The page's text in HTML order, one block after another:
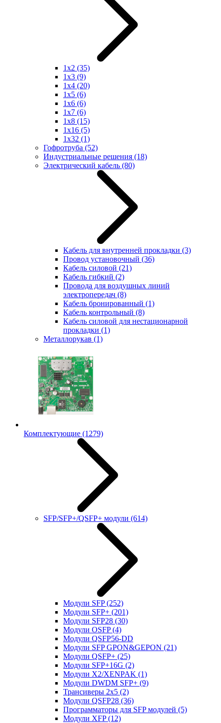
1x2 (35)
1x3 (9)
1x4 (20)
1x5 (6)
1x6 (6)
1x7 (6)
1x8 (15)
1x16 (5)
1x32 (1)
Гофротруба (52)
Индустриальные решения (18)
Электрический кабель (80)
Кабель для внутренней прокладки (3)
Провод установочный (36)
Кабель силовой (21)
Кабель гибкий (2)
Провода для воздушных линий
электропередач (8)
Кабель бронированный (1)
Кабель контрольный (8)
Кабель силовой для нестационарной
прокладки (1)
Металлорукав (1)
Комплектующие (1279)
SFP/SFP+/QSFP+ модули (614)
Модули SFP(252)
Модули SFP+ (201)
Модули SFP28 (30)
Модули OSFP(4)
Модули QSFP56-DD
Модули SFP GPON&GEPON (21)
Модули QSFP+ (25)
Модули SFP+16G (2)
Модули X2/XENPAK (1)
Модули DWDM SFP+ (9)
Трансиверы 2x5 (2)
Модули QSFP28 (36)
Программаторы для SFP модулей (5)
Модули XFP(12)